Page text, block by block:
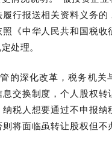
行报送相关资料义务的
照《中华人民共和国税收
处理。
的深化改革，税务机关
息交换制度，个人股权转
税人想要通过不申报纳
将面临虽转让股权但不